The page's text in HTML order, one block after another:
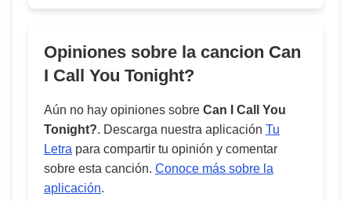
Opiniones sobre la cancion Can
I Call You Tonight?
Aún no hay opiniones sobre Can I Call You
Tonight?. Descarga nuestra aplicación Tu
Letra para compartir tu opinión y comentar
sobre esta canción. Conoce más sobre la
aplicación.